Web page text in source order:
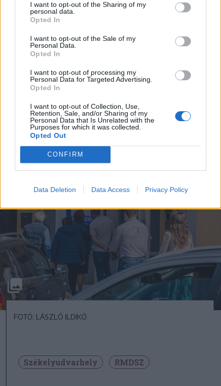
I want to opt-out of the Sharing of my
personal data.
Opted In
I want to opt-out of the Sale of my
Personal Data.
Opted In
I want to opt-out of processing my
Personal Data for Targeted Advertising.
Opted In
I want to opt-out of Collection, Use,
Retention, Sale, and/or Sharing of my
Personal Data that Is Unrelated with the
Purposes for which it was collected.
Opted Out
CONFIRM
Data Deletion Data Access Privacy Policy
FOTÓ: LÁSZLÓ ILDIKÓ
FOTÓ: LÁSZLÓ ILDIKÓ
Székelyudvarhely RMDSZ